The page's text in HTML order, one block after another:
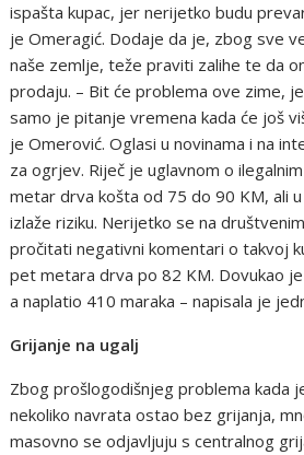
ispašta kupac, jer nerijetko budu
je Omeragić. Dodaje da je, zbog sve
naše zemlje, teže praviti zalihe te da
prodaju. – Bit će problema ove zime,
samo je pitanje vremena kada će još
je Omerović. Oglasi u novinama i na
za ogrjev. Riječ je uglavnom o
metar drva košta od 75 do 90 KM, ali
izlaže riziku. Nerijetko se na
pročitati negativni komentari o takvoj
pet metara drva po 82 KM. Dovukao
a naplatio 410 maraka – napisala je
Grijanje na ugalj
Zbog prošlogodišnjeg problema kada
nekoliko navrata ostao bez grijanja,
masovno se odjavljuju s centralnog